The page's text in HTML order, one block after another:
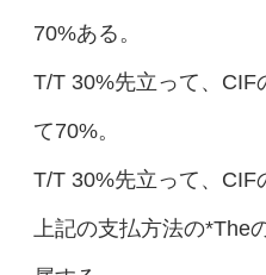
70%ある。
T/T 30%先立って、CIF
て70%。
T/T 30%先立って、CIF
上記の支払方法の*The